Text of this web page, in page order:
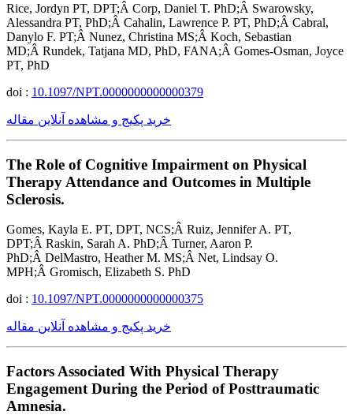
Rice, Jordyn PT, DPT;Â Corp, Daniel T. PhD;Â Swarowsky,
Alessandra PT, PhD;Â Cahalin, Lawrence P. PT, PhD;Â Cabral,
Danylo F. PT;Â Nunez, Christina MS;Â Koch, Sebastian
MD;Â Rundek, Tatjana MD, PhD, FANA;Â Gomes-Osman, Joyce
PT, PhD
doi : 10.1097/NPT.0000000000000379
خرید پکیج و مشاهده آنلاین مقاله
The Role of Cognitive Impairment on Physical
Therapy Attendance and Outcomes in Multiple
Sclerosis.
Gomes, Kayla E. PT, DPT, NCS;Â Ruiz, Jennifer A. PT,
DPT;Â Raskin, Sarah A. PhD;Â Turner, Aaron P.
PhD;Â DelMastro, Heather M. MS;Â Net, Lindsay O.
MPH;Â Gromisch, Elizabeth S. PhD
doi : 10.1097/NPT.0000000000000375
خرید پکیج و مشاهده آنلاین مقاله
Factors Associated With Physical Therapy
Engagement During the Period of Posttraumatic
Amnesia.